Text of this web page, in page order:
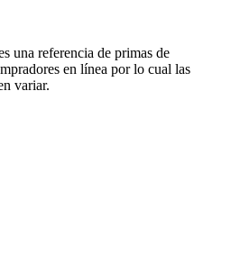
una referencia de primas de
en línea por lo cual las
variar.